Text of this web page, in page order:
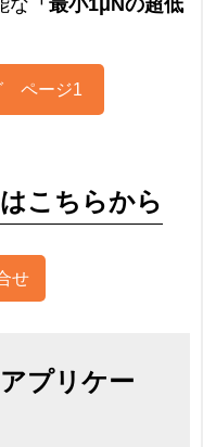
ページ1
こちらから
せ
プリケー